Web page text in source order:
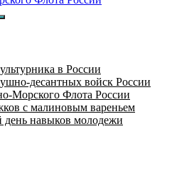
в России
десантных войск России
Морского Флота России
с малиновым вареньем
навыков молодежи